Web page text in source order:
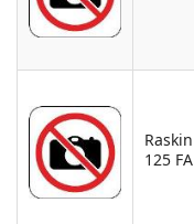
Raskin
125 FA